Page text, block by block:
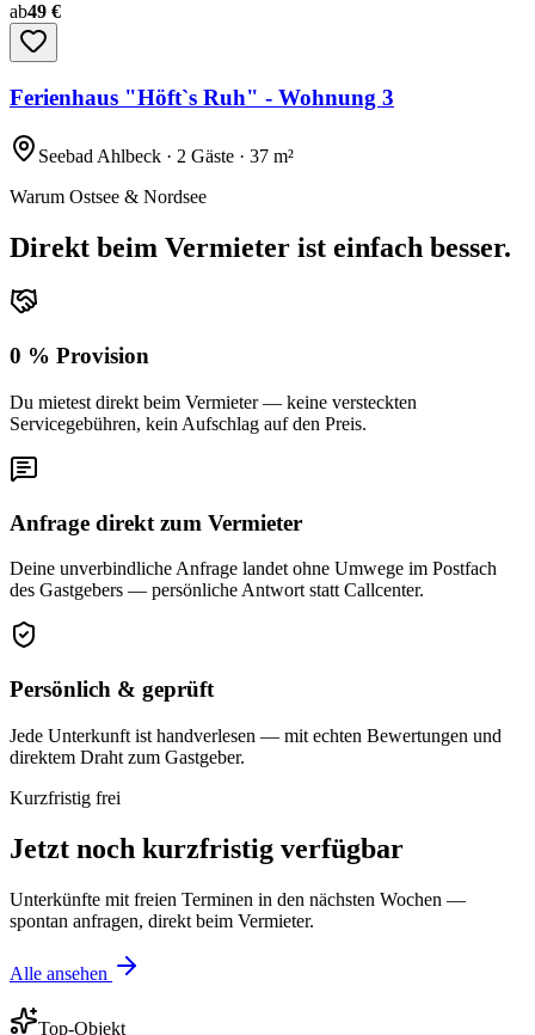
ab49 €
Ferienhaus "Höft`s Ruh" - Wohnung 3
Seebad Ahlbeck · 2 Gäste · 37 m²
Warum Ostsee & Nordsee
Direkt beim Vermieter ist einfach besser.
0 % Provision
Du mietest direkt beim Vermieter — keine versteckten
Servicegebühren, kein Aufschlag auf den Preis.
Anfrage direkt zum Vermieter
Deine unverbindliche Anfrage landet ohne Umwege im Postfach
des Gastgebers — persönliche Antwort statt Callcenter.
Persönlich & geprüft
Jede Unterkunft ist handverlesen — mit echten Bewertungen und
direktem Draht zum Gastgeber.
Kurzfristig frei
Jetzt noch kurzfristig verfügbar
Unterkünfte mit freien Terminen in den nächsten Wochen —
spontan anfragen, direkt beim Vermieter.
Alle ansehen
Top-Objekt